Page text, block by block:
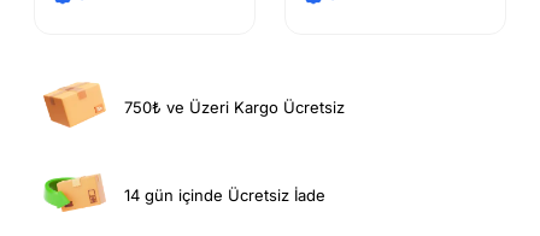
750₺ ve Üzeri Kargo Ücretsiz
14 gün içinde Ücretsiz İade